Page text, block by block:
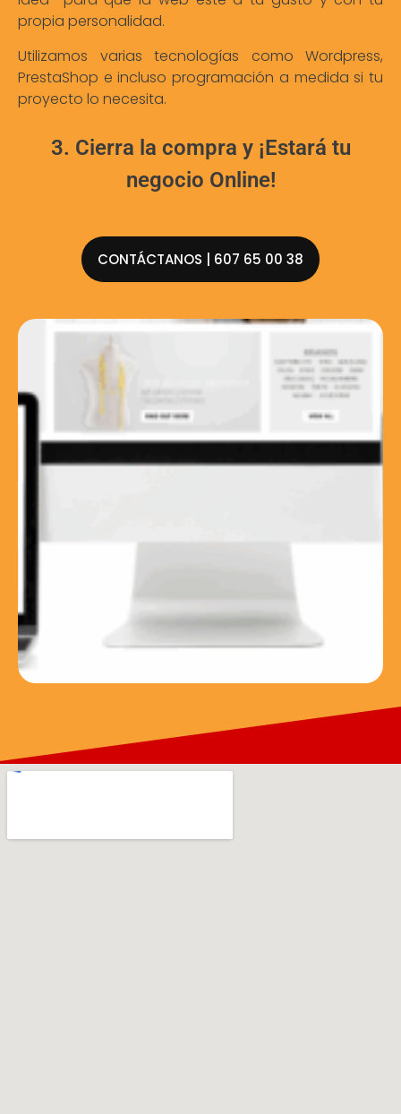
propia personalidad.
Utilizamos varias tecnologías como Wordpress,
PrestaShop e incluso programación a medida si tu
proyecto lo necesita.
3. Cierra la compra y ¡Estará tu
negocio Online!
CONTÁCTANOS | 607 65 00 38